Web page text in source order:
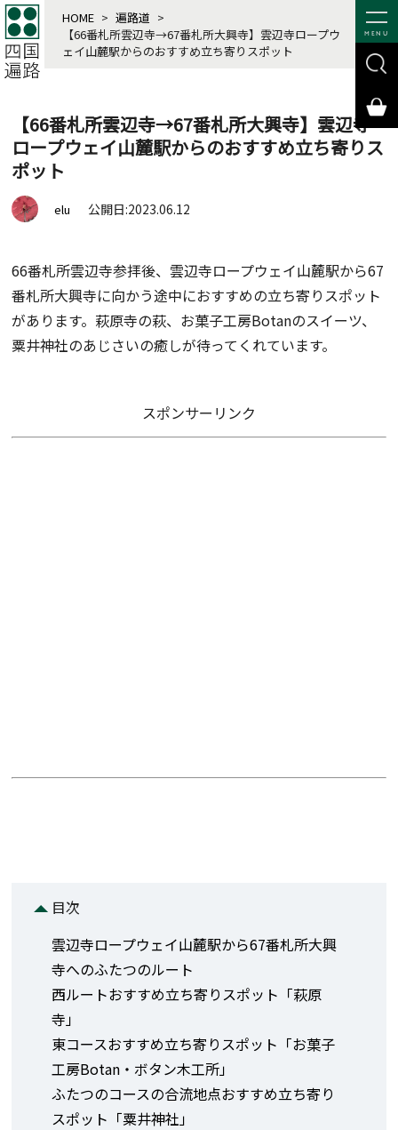
MENU
HOME > 遍路道 >
【66番札所雲辺寺→67番札所大興寺】雲辺寺ロープウ
ェイ山麓駅からのおすすめ立ち寄りスポット
【66番札所雲辺寺→67番札所大興寺】雲辺寺
ロープウェイ山麓駅からのおすすめ立ち寄りス
ポット
elu 公開日:2023.06.12
66番札所雲辺寺参拝後、雲辺寺ロープウェイ山麓駅から67
番札所大興寺に向かう途中におすすめの立ち寄りスポット
があります。萩原寺の萩、お菓子工房Botanのスイーツ、
粟井神社のあじさいの癒しが待ってくれています。
スポンサーリンク
目次
雲辺寺ロープウェイ山麓駅から67番札所大興
寺へのふたつのルート
西ルートおすすめ立ち寄りスポット「萩原
寺」
東コースおすすめ立ち寄りスポット「お菓子
工房Botan・ボタン木工所」
ふたつのコースの合流地点おすすめ立ち寄り
スポット「粟井神社」